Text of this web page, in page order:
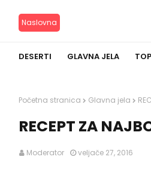
Naslovna
DESERTI GLAVNA JELA
Početna stranica Glavna jela
RECEPT ZA
Moderator veljače 27, 2016